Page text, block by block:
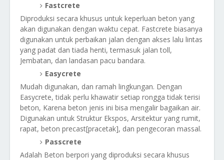
Fastcrete
Diproduksi secara khusus untuk keperluan beton yang
akan digunakan dengan waktu cepat. Fastcrete biasanya
digunakan untuk perbaikan jalan dengan akses lalu lintas
yang padat dan tiada henti, termasuk jalan toll,
Jembatan, dan landasan pacu bandara.
Easycrete
Mudah digunakan, dan ramah lingkungan. Dengan
Easycrete, tidak perlu khawatir setiap rongga tidak terisi
beton, Karena beton jenis ini bisa mengalir bagaikan air.
Digunakan untuk Struktur Ekspos, Arsitektur yang rumit,
rapat, beton precast[pracetak], dan pengecoran massal.
Passcrete
Adalah Beton berpori yang diproduksi secara khusus